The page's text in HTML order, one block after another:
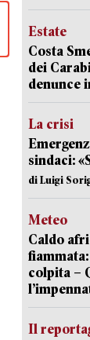
Estate
Costa
dei
denunce
La crisi
sindaci:
di Luigi
Meteo
Caldo
colpita –
Il